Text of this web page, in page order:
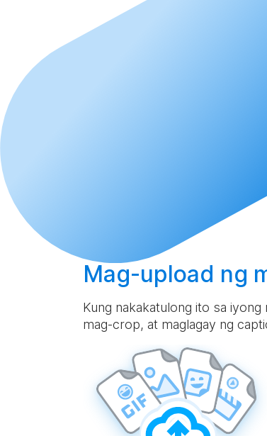
Mag-upload ng
Kung nakakatulong ito sa
mag-crop, at maglagay ng